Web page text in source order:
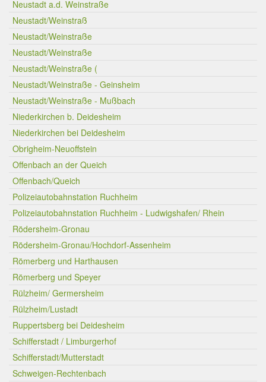
Neustadt a.d. Weinstraße
Neustadt/Weinstraß
Neustadt/Weinstraße
Neustadt/Weinstraße
Neustadt/Weinstraße (
Neustadt/Weinstraße - Geinsheim
Neustadt/Weinstraße - Mußbach
Niederkirchen b. Deidesheim
Niederkirchen bei Deidesheim
Obrigheim-Neuoffstein
Offenbach an der Queich
Offenbach/Queich
Polizeiautobahnstation Ruchheim
Polizeiautobahnstation Ruchheim - Ludwigshafen/ Rhein
Rödersheim-Gronau
Rödersheim-Gronau/Hochdorf-Assenheim
Römerberg und Harthausen
Römerberg und Speyer
Rülzheim/ Germersheim
Rülzheim/Lustadt
Ruppertsberg bei Deidesheim
Schifferstadt / Limburgerhof
Schifferstadt/Mutterstadt
Schweigen-Rechtenbach